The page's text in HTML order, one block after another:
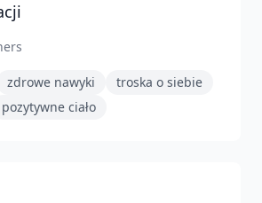
zdrowe nawyki
troska o siebie
pozytywne ciało